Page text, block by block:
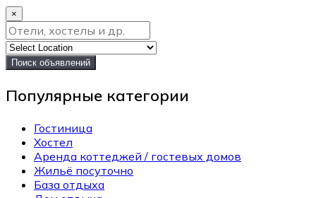
×
Поиск объявлений
Популярные категории
Гостиница
Хостел
Аренда коттеджей / гостевых домов
Жильё посуточно
База отдыха